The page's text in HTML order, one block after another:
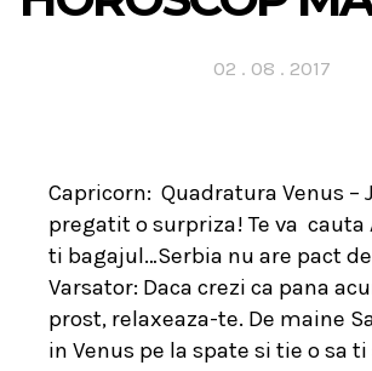
Posted
02 . 08 . 2017
Capricorn: Quadratura Venus –
pregatit o surpriza! Te va cauta
ti bagajul…Serbia nu are pact
Varsator: Daca crezi ca pana
prost, relaxeaza-te. De maine
in Venus pe la spate si tie o sa ti